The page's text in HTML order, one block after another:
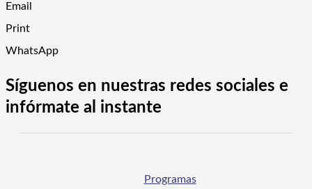
Email
Print
WhatsApp
Síguenos en nuestras redes sociales e
infórmate al instante
Programas